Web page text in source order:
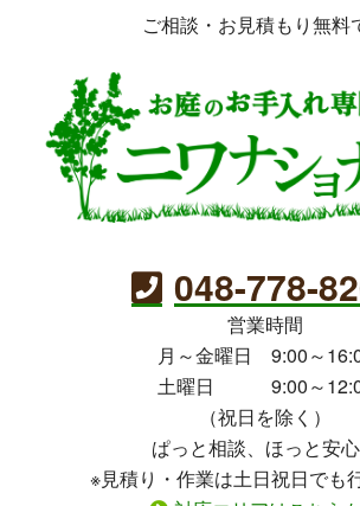
ご相談・お見積もり無料
048-778-
営業時間
月～金曜日 9:00～
土曜日 9:00～
（祝日を除く）
ぱっと相談、ほっと安心
※見積り・作業は土日祝日でも